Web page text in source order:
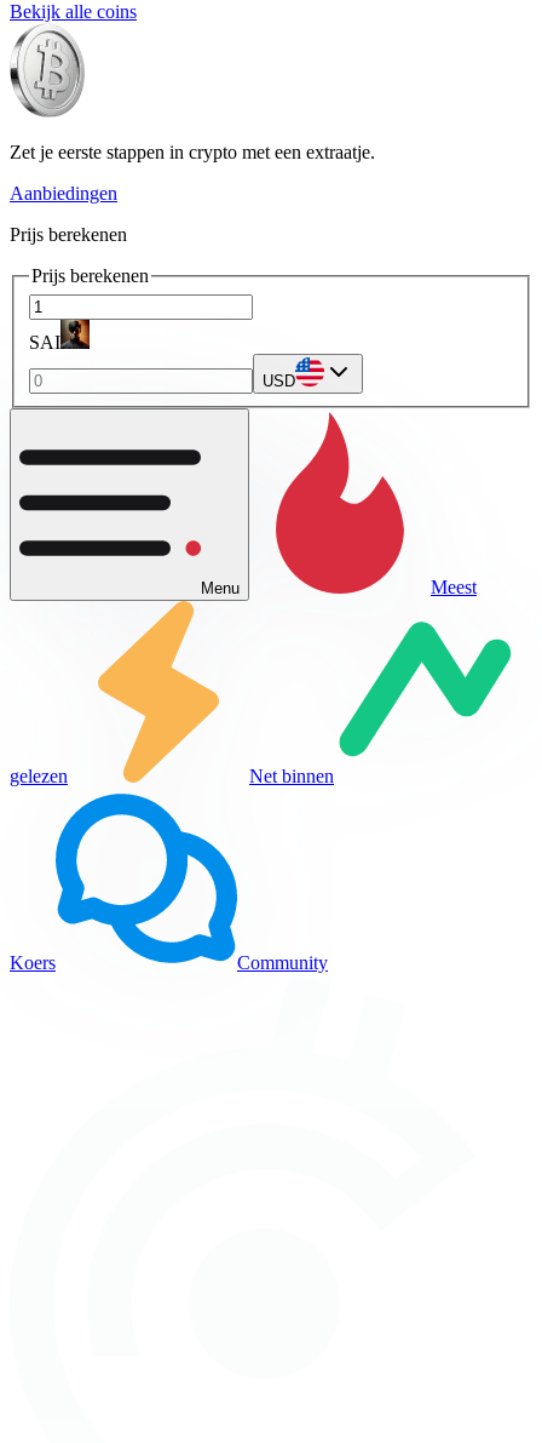
Bekijk alle coins
Zet je eerste stappen in crypto met een extraatje.
Aanbiedingen
Prijs berekenen
Prijs berekenen
SAI
USD
Menu Meest
gelezen Net binnen
Koers Community